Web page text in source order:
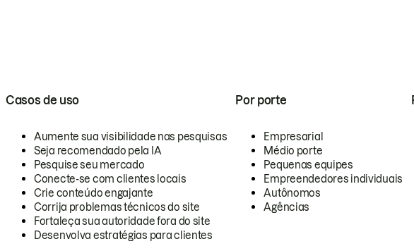
Casos de uso
Aumente sua visibilidade nas pesquisas
Seja recomendado pela IA
Pesquise seu mercado
Conecte-se com clientes locais
Crie conteúdo engajante
Corrija problemas técnicos do site
Fortaleça sua autoridade fora do site
Desenvolva estratégias para clientes
Por porte
Empresarial
Médio porte
Pequenas equipes
Empreendedores individuais
Autônomos
Agências